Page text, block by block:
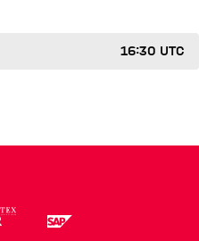
16:30 UTC